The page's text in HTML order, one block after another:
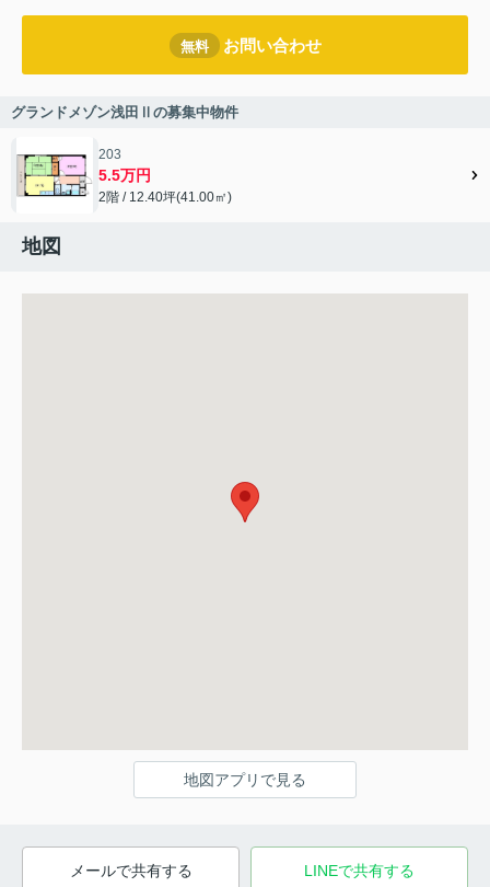
無料 お問い合わせ
グランドメゾン浅田Ⅱの募集中物件
203
5.5万円
2階 / 12.40坪(41.00㎡)
地図
地図アプリで見る
メールで共有する LINEで共有する